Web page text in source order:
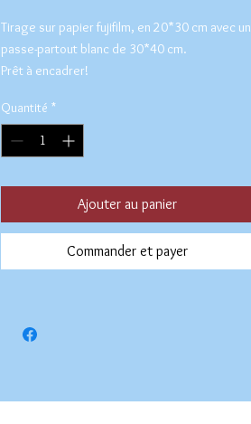
Tirage sur papier fujifilm, en 20*30 cm avec un
passe-partout blanc de 30*40 cm.
Prêt à encadrer!
Quantité *
Ajouter au panier
Commander et payer